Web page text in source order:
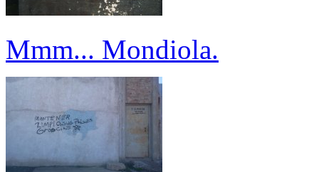
Mmm... Mondiola.